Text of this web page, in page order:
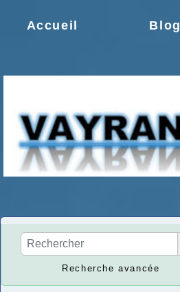
Accueil Blog
Recherche avancée